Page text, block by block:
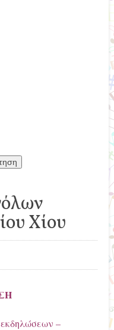
Χίου
–